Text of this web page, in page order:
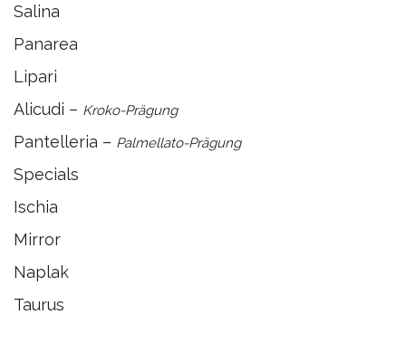
Salina
Panarea
Lipari
Alicudi – Kroko-Prägung
Pantelleria – Palmellato-Prägung
Specials
Ischia
Mirror
Naplak
Taurus